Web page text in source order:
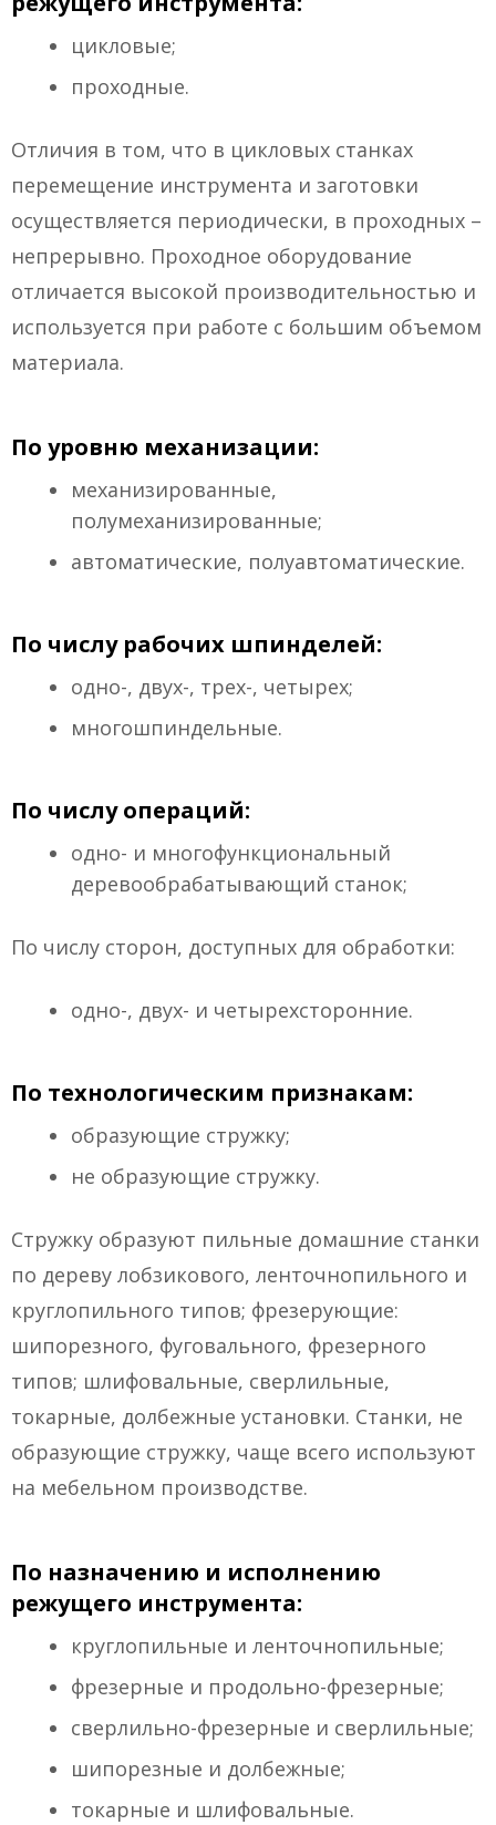
цикловые;
проходные.
Отличия в том, что в цикловых станках
перемещение инструмента и заготовки
осуществляется периодически, в проходных –
непрерывно. Проходное оборудование
отличается высокой производительностью и
используется при работе с большим объемом
материала.
По уровню механизации:
механизированные,
полумеханизированные;
автоматические, полуавтоматические.
По числу рабочих шпинделей:
одно-, двух-, трех-, четырех;
многошпиндельные.
По числу операций:
одно- и многофункциональный
деревообрабатывающий станок;
По числу сторон, доступных для обработки:
одно-, двух- и четырехсторонние.
По технологическим признакам:
образующие стружку;
не образующие стружку.
Стружку образуют пильные домашние станки
по дереву лобзикового, ленточнопильного и
круглопильного типов; фрезерующие:
шипорезного, фуговального, фрезерного
типов; шлифовальные, сверлильные,
токарные, долбежные установки. Станки, не
образующие стружку, чаще всего используют
на мебельном производстве.
По назначению и исполнению
режущего инструмента:
круглопильные и ленточнопильные;
фрезерные и продольно-фрезерные;
сверлильно-фрезерные и сверлильные;
шипорезные и долбежные;
токарные и шлифовальные.